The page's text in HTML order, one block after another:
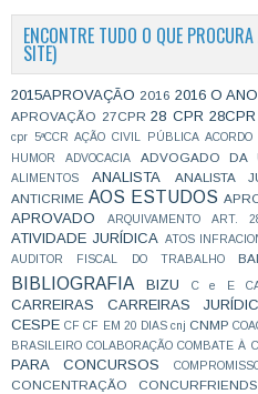
ENCONTRE TUDO O QUE
SITE)
2015APROVAÇÃO 2016 2016 O
APROVAÇÃO 27CPR 28 CPR 28CPR
cpr
5ªCCR AÇÃO CIVIL PÚBLICA
HUMOR
ADVOCACIA ADVOGADO DA
ALIMENTOS ANALISTA ANALISTA
ANTICRIME AOS ESTUDOS
APROVADO ARQUIVAMENTO ART.
ATIVIDADE JURÍDICA ATOS
AUDITOR FISCAL DO TRABALHO
BIBLIOGRAFIA BIZU C e E
CARREIRAS CARREIRAS
CESPE CF CF EM 20 DIAS cnj CNMP
BRASILEIRO COLABORAÇÃO COMBATE À
PARA CONCURSOS
CONCENTRAÇÃO CONCURFRIENDS